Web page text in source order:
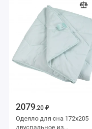
2079.20 ₽
Одеяло для сна 172х205
двуспальное из